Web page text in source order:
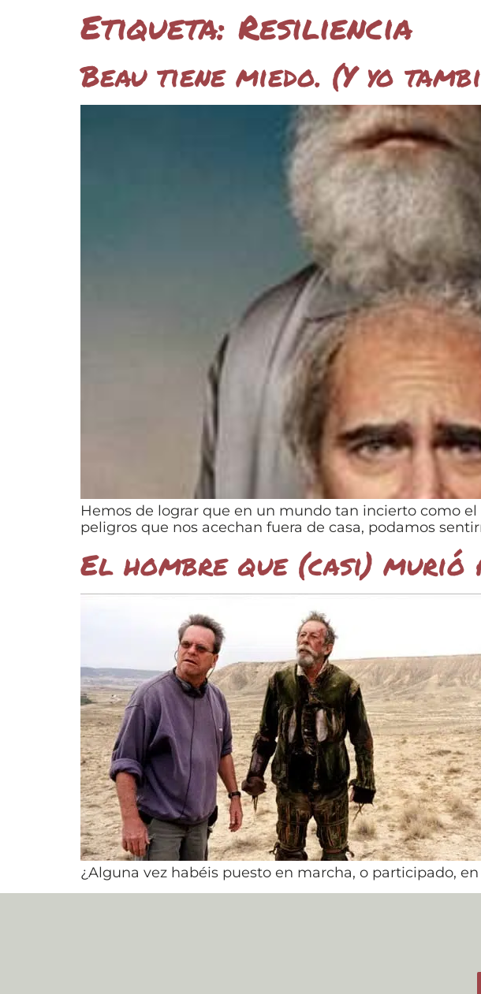
Etiqueta: Resiliencia
Beau tiene miedo. (Y yo
Hemos de lograr que en un mundo tan incierto como
peligros que nos acechan fuera de casa, podamos
El hombre que (casi) murió
¿Alguna vez habéis puesto en marcha, o participado,